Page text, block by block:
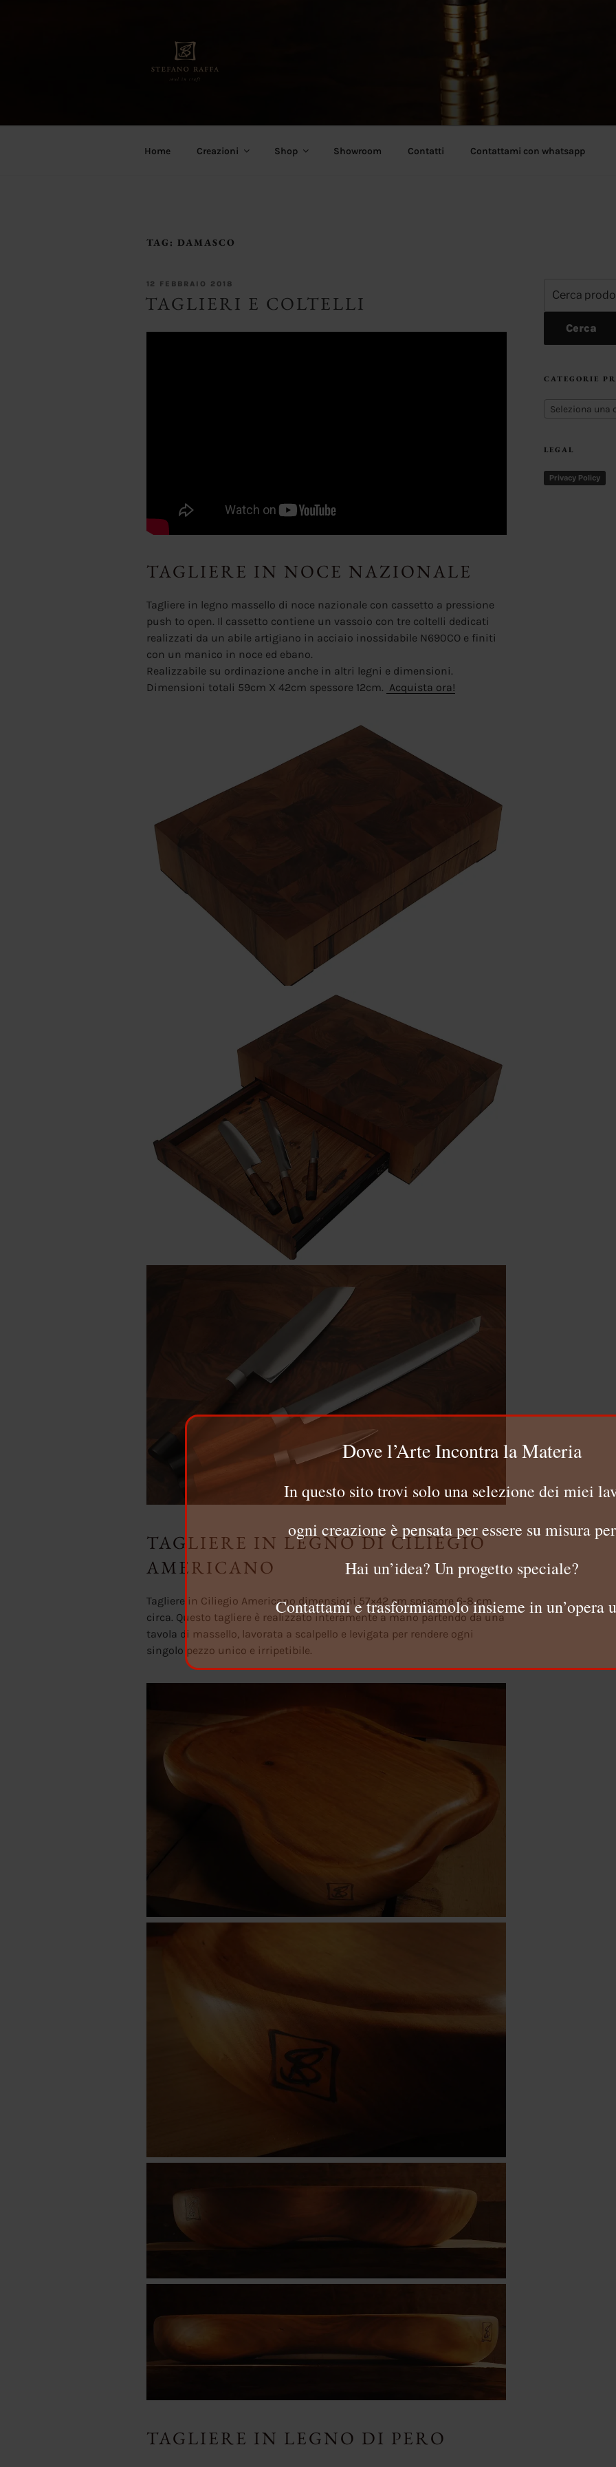
Home Creazioni Shop Showroom Contatti Contattami con whatsapp
TAG: DAMASCO
PUBBLICATO
12 FEBBRAIO 2018
TAGLIERI E COLTELLI
TAGLIERE IN NOCE NAZIONALE
Tagliere in legno massello di noce nazionale con cassetto a pressione
push to open. Il cassetto contiene un vassoio con tre coltelli dedicati
realizzati da un abile artigiano in acciaio inossidabile N690CO e finiti
con un manico in noce ed ebano.
Realizzabile su ordinazione anche in altri legni e dimensioni.
Dimensioni totali 59cm X 42cm spessore 12cm. Acquista ora!
TAGLIERE IN LEGNO DI CILIEGIO
AMERICANO
Tagliere in Ciliegio Americano dimensioni 57×42 cm spessore 6-8 cm
circa. Questo tagliere è realizzato interamente a mano partendo da una
tavola di massello, lavorata a scalpello e levigata per rendere ogni
singolo pezzo unico e irripetibile.
TAGLIERE IN LEGNO DI PERO
Cerca
CATEGORIE
Seleziona una
LEGAL
Privacy Policy
Dove l’Arte Incontra la Materia
In questo sito trovi solo una selezione dei miei
ogni creazione è pensata per essere su misura
Hai un’idea? Un progetto speciale?
Contattami e trasformiamolo insieme in un’opera